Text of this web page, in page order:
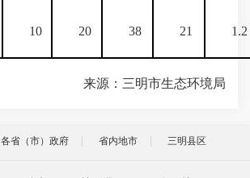
10 20 38 21 1.2
来源：三明市生态环境局
各省（市）政府 省内地市 三明县区